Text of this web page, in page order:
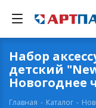
Набор
детский
Новогоднее
Главная - Каталог -